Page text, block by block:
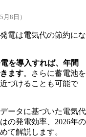
パネルの発電効率は上
は全国平均に近い
節約メリットが大き
きる？年間シミュレー
月8日）
電は電気代の節約にな
を導入すれば、年間
ます。さらに蓄電池を
づけることも可能で
ータに基づいた電気代
の発電効率、2026年の
て解説します。